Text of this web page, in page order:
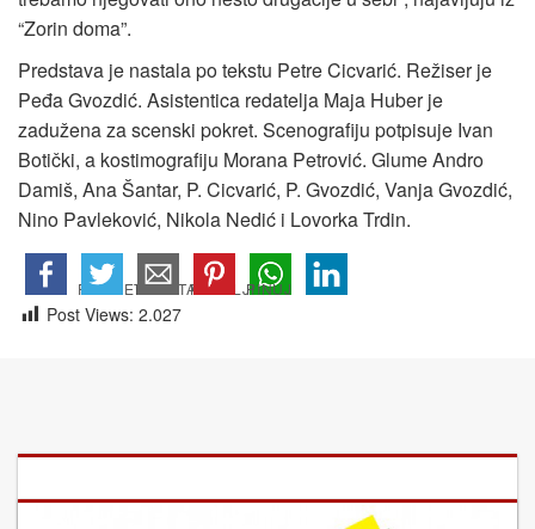
“Zorin doma”.
Predstava je nastala po tekstu Petre Cicvarić. Režiser je
Peđa Gvozdić. Asistentica redatelja Maja Huber je
zadužena za scenski pokret. Scenografiju potpisuje Ivan
Botički, a kostimografiju Morana Petrović. Glume Andro
Damiš, Ana Šantar, P. Cicvarić, P. Gvozdić, Vanja Gvozdić,
Nino Pavleković, Nikola Nedić i Lovorka Trdin.
Post Views: 2.027